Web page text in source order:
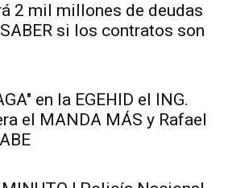
2 mil millones de deudas
si los contratos son
en la EGEHID el ING.
el MANDA MÁS y Rafael